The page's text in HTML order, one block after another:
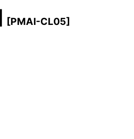
[PMAI-CL05]